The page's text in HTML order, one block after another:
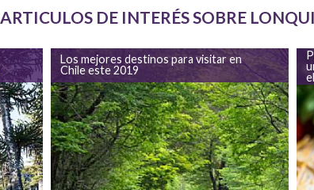
ARTICULOS DE INTERÉS SOBRE
Los mejores destinos para visitar en
Chile este 2019